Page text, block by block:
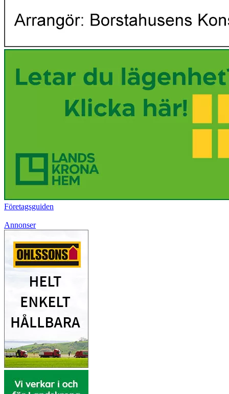
Företagsguiden
Annonser